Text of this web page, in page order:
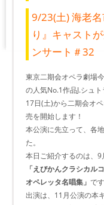
9/23(土) 海老
り』キャスト
ンサート＃32
東京二期会オペラ劇場
の人気No.1作品J.シュ
17日(土)から二期会オ
売を開始します！
本公演に先立って、各
た。
本日ご紹介するのは、
「えびかんクラシカル
オペレッタ名唱集」 です
出演は、11月公演の本